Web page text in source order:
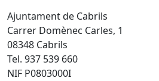
Ajuntament de Cabrils
Carrer Domènec Carles, 1
08348 Cabrils
Tel. 937 539 660
NIF P0803000I